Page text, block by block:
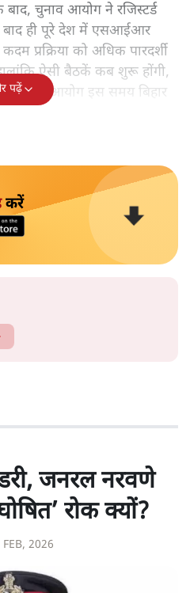
चुनाव आयोग ने रजिस्टर्ड
बाद ही पूरे देश में एसआईआर
प्रक्रिया को अधिक पारदर्शी
ऐसी बैठकें कब शुरू होंगी,
चुनाव आयोग इस समय बिहार
पढ़ें
करें
जनरल नरवणे
रोक क्यों?
2026